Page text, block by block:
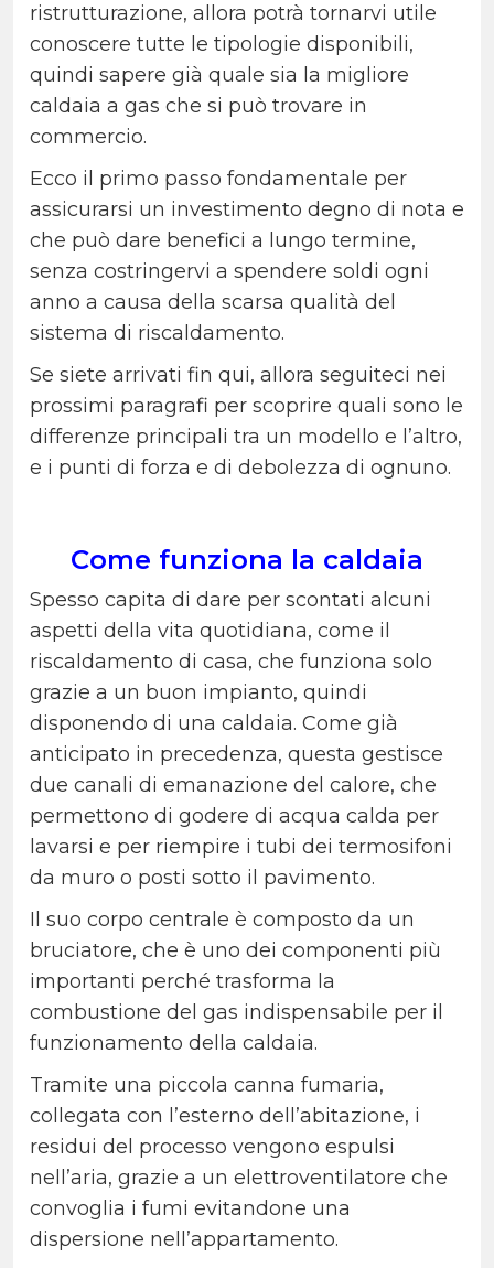
ristrutturazione, allora potrà tornarvi utile
conoscere tutte le tipologie disponibili,
quindi sapere già quale sia la migliore
caldaia a gas che si può trovare in
commercio.
Ecco il primo passo fondamentale per
assicurarsi un investimento degno di nota e
che può dare benefici a lungo termine,
senza costringervi a spendere soldi ogni
anno a causa della scarsa qualità del
sistema di riscaldamento.
Se siete arrivati fin qui, allora seguiteci nei
prossimi paragrafi per scoprire quali sono le
differenze principali tra un modello e l’altro,
e i punti di forza e di debolezza di ognuno.
Come funziona la caldaia
Spesso capita di dare per scontati alcuni
aspetti della vita quotidiana, come il
riscaldamento di casa, che funziona solo
grazie a un buon impianto, quindi
disponendo di una caldaia. Come già
anticipato in precedenza, questa gestisce
due canali di emanazione del calore, che
permettono di godere di acqua calda per
lavarsi e per riempire i tubi dei termosifoni
da muro o posti sotto il pavimento.
Il suo corpo centrale è composto da un
bruciatore, che è uno dei componenti più
importanti perché trasforma la
combustione del gas indispensabile per il
funzionamento della caldaia.
Tramite una piccola canna fumaria,
collegata con l’esterno dell’abitazione, i
residui del processo vengono espulsi
nell’aria, grazie a un elettroventilatore che
convoglia i fumi evitandone una
dispersione nell’appartamento.